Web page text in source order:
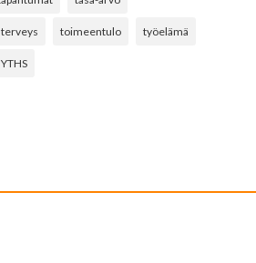
terveys toimeentulo työelämä
YTHS